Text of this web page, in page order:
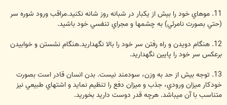
11. موهاي خود را بيش از يکبار در شبانه روز شانه نکنيد.مراقب ورود شوره سر
(حتي بصورت نامرئي) به چشمها و مجراي تنفسي خود باشيد.
12. هنگام دويدن و راه رفتن سر خود را بالا نگهداريد.هنگام نشستن و خوابيدن
برعکس سر خود را پايين نگهداريد.
13. توجه بيش از حد به وزن، سودمند نيست. بدن انسان قادر است بصورت
خودکار ميزان ورودي، جذب و ميزان دفع را تنظيم نمايد و اشتهاي طبيعي نيز
متناسب با آن ميباشد. هرچه قدر دوست داريد بخوريد.